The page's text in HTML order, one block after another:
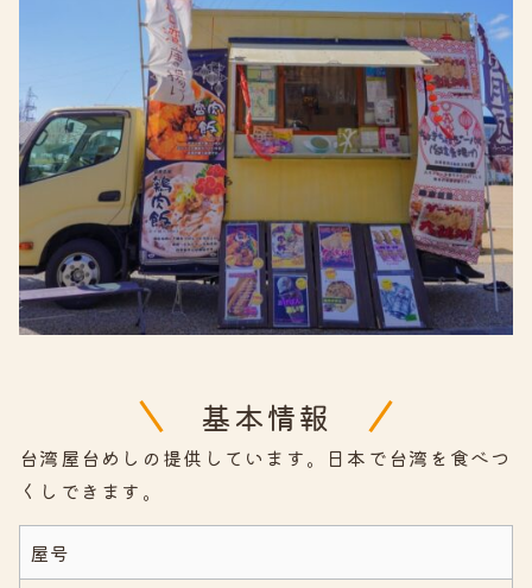
基本情報
台湾屋台めしの提供しています。日本で台湾を食べつ
くしできます。
屋号